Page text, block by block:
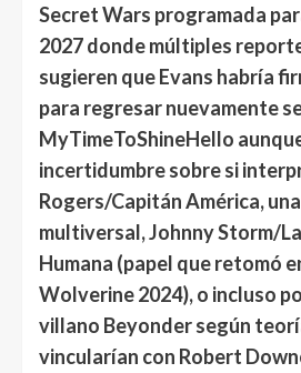
Secret Wars programada
2027 donde múltiples
sugieren que Evans habría
para regresar nuevamente
MyTimeToShineHello
incertidumbre sobre si
Rogers/Capitán América,
multiversal, Johnny Storm/
Humana (papel que retomó
Wolverine 2024), o incluso
villano Beyonder según
vincularían con Robert